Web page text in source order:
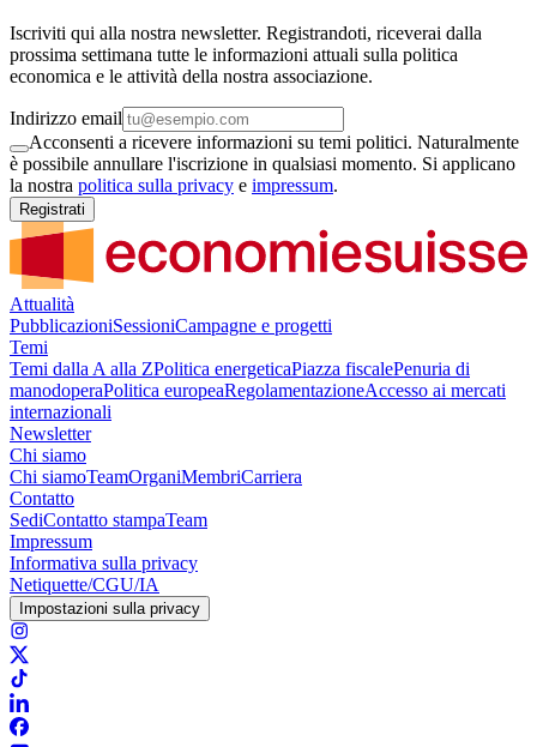
Iscriviti qui alla nostra newsletter. Registrandoti, riceverai dalla
prossima settimana tutte le informazioni attuali sulla politica
economica e le attività della nostra associazione.
Indirizzo email
Acconsenti a ricevere informazioni su temi politici. Naturalmente
è possibile annullare l'iscrizione in qualsiasi momento. Si applicano
la nostra politica sulla privacy e impressum.
Registrati
Attualità
PubblicazioniSessioniCampagne e progetti
Temi
Temi dalla A alla ZPolitica energeticaPiazza fiscalePenuria di
manodoperaPolitica europeaRegolamentazioneAccesso ai mercati
internazionali
Newsletter
Chi siamo
Chi siamoTeamOrganiMembriCarriera
Contatto
SediContatto stampaTeam
Impressum
Informativa sulla privacy
Netiquette/CGU/IA
Impostazioni sulla privacy